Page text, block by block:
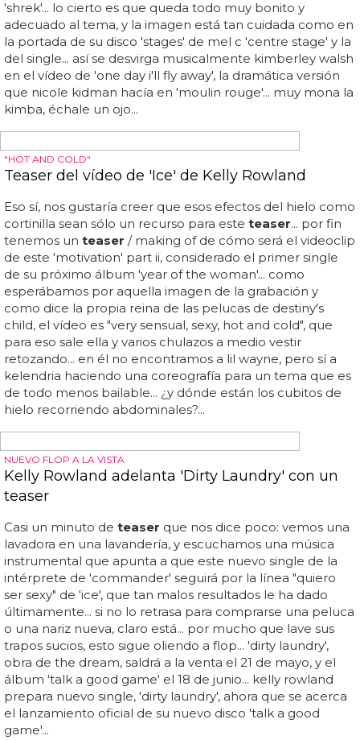
vídeo de 'Just In Love'
Disfutad mientras del teaserde 'just in love'... joe jonas
ya ha presentado elteaserde su segundo single, 'just in
love' y sube mucho el tono respecto al anterior 'see no
more'... elteaser, en el cual no suena la canción, muestra
a joe jonas y una atractiva fémina en una habitación de
qué tal han ido esas sesiones con danja, entre otros...
incluso ella llega a sentarse sobre su virgen regazo,
Teaser del vídeo de 'One Day I'll Fly Away' de
Kimberley Walsh
darnos cuenta de su ausencia en el grupo compartía
recientemente unteaserdel primer videoclip de su
primer single de su primer disco sola... tras ver este medio
minuto no encontramos nada que nos sorprenda:
muchas luces de musical, muchas luces y focos, y
amplios escenarios para que sintamos la soledad de la de
'shrek'... lo cierto es que queda todo muy bonito y
adecuado al tema, y la imagen está tan cuidada como en
la portada de su disco 'stages' de mel c 'centre stage' y la
del single... así se desvirga musicalmente kimberley walsh
en el vídeo de 'one day i'll fly away', la dramática versión
que nicole kidman hacía en 'moulin rouge'... muy mona la
kimba, échale un ojo...